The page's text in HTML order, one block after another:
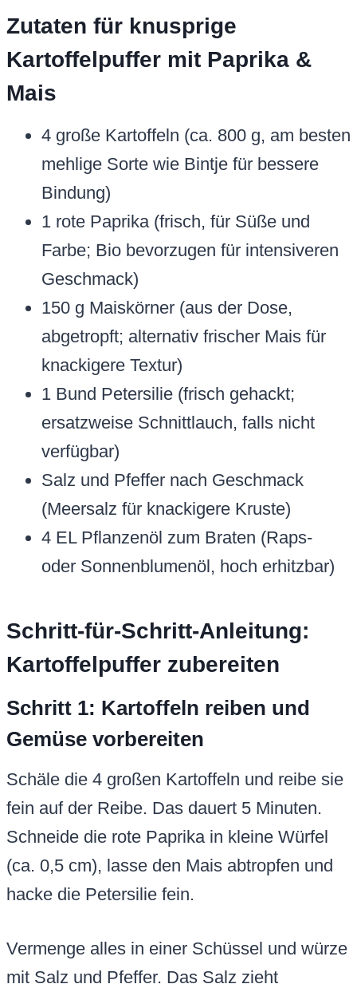
Zutaten für knusprige
Kartoffelpuffer mit Paprika &
Mais
4 große Kartoffeln (ca. 800 g, am besten
mehlige Sorte wie Bintje für bessere
Bindung)
1 rote Paprika (frisch, für Süße und
Farbe; Bio bevorzugen für intensiveren
Geschmack)
150 g Maiskörner (aus der Dose,
abgetropft; alternativ frischer Mais für
knackigere Textur)
1 Bund Petersilie (frisch gehackt;
ersatzweise Schnittlauch, falls nicht
verfügbar)
Salz und Pfeffer nach Geschmack
(Meersalz für knackigere Kruste)
4 EL Pflanzenöl zum Braten (Raps-
oder Sonnenblumenöl, hoch erhitzbar)
Schritt-für-Schritt-Anleitung:
Kartoffelpuffer zubereiten
Schritt 1: Kartoffeln reiben und
Gemüse vorbereiten
Schäle die 4 großen Kartoffeln und reibe sie
fein auf der Reibe. Das dauert 5 Minuten.
Schneide die rote Paprika in kleine Würfel
(ca. 0,5 cm), lasse den Mais abtropfen und
hacke die Petersilie fein.
Vermenge alles in einer Schüssel und würze
mit Salz und Pfeffer. Das Salz zieht